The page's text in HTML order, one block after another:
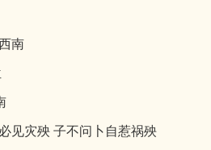
南
见灾殃 子不问卜自惹祸殃